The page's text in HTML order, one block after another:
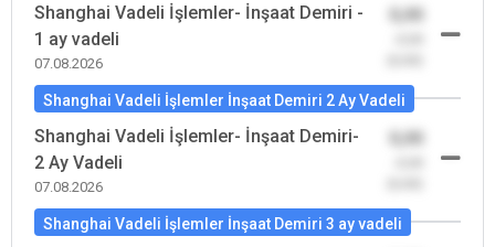
Shanghai Vadeli İşlemler- İnşaat Demiri -
1 ay vadeli
07.08.2026
0,00
Shanghai Vadeli İşlemler İnşaat Demiri 2 Ay Vadeli
Shanghai Vadeli İşlemler- İnşaat Demiri-
2 Ay Vadeli
07.08.2026
0,00
Shanghai Vadeli İşlemler İnşaat Demiri 3 ay vadeli